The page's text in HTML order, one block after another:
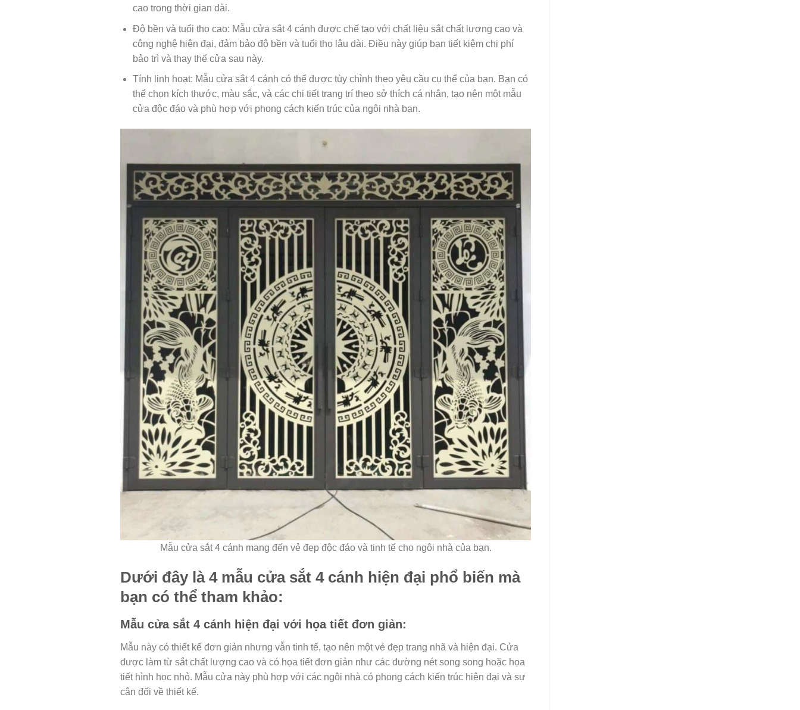
cao trong thời gian dài.
Độ bền và tuổi thọ cao: Mẫu cửa sắt 4 cánh được chế tạo với chất liệu sắt chất lượng cao và
công nghệ hiện đại, đảm bảo độ bền và tuổi thọ lâu dài. Điều này giúp bạn tiết kiệm chi phí
bảo trì và thay thế cửa sau này.
Tính linh hoạt: Mẫu cửa sắt 4 cánh có thể được tùy chỉnh theo yêu cầu cụ thể của bạn. Bạn có
thể chọn kích thước, màu sắc, và các chi tiết trang trí theo sở thích cá nhân, tạo nên một mẫu
cửa độc đáo và phù hợp với phong cách kiến trúc của ngôi nhà bạn.
Mẫu cửa sắt 4 cánh mang đến vẻ đẹp độc đáo và tinh tế cho ngôi nhà của bạn.
Dưới đây là 4 mẫu cửa sắt 4 cánh hiện đại phổ biến mà
bạn có thể tham khảo:
Mẫu cửa sắt 4 cánh hiện đại với họa tiết đơn giản:
Mẫu này có thiết kế đơn giản nhưng vẫn tinh tế, tạo nên một vẻ đẹp trang nhã và hiện đại. Cửa
được làm từ sắt chất lượng cao và có họa tiết đơn giản như các đường nét song song hoặc họa
tiết hình học nhỏ. Mẫu cửa này phù hợp với các ngôi nhà có phong cách kiến trúc hiện đại và sự
cân đối về thiết kế.